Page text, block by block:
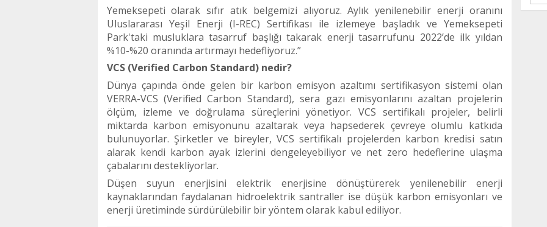
Yemeksepeti olarak sıfır atık belgemizi alıyoruz. Aylık yenilenebilir enerji oranını
Uluslararası Yeşil Enerji (I-REC) Sertifikası ile izlemeye başladık ve Yemeksepeti
Park'taki musluklara tasarruf başlığı takarak enerji tasarrufunu 2022’de ilk yıldan
%10-%20 oranında artırmayı hedefliyoruz.”
VCS (Verified Carbon Standard) nedir?
Dünya çapında önde gelen bir karbon emisyon azaltımı sertifikasyon sistemi olan
VERRA-VCS (Verified Carbon Standard),sera gazı emisyonlarını azaltan projelerin
ölçüm, izleme ve doğrulama süreçlerini yönetiyor. VCS sertifikalı projeler, belirli
miktarda karbon emisyonunu azaltarak veya hapsederek çevreye olumlu katkıda
bulunuyorlar. Şirketler ve bireyler, VCS sertifikalı projelerden karbon kredisi satın
alarak kendi karbon ayak izlerini dengeleyebiliyor ve net zero hedeflerine ulaşma
çabalarını destekliyorlar.
Düşen suyun enerjisini elektrik enerjisine dönüştürerek yenilenebilir enerji
kaynaklarından faydalanan hidroelektrik santraller ise düşük karbon emisyonları ve
enerji üretiminde sürdürülebilir bir yöntem olarak kabul ediliyor.